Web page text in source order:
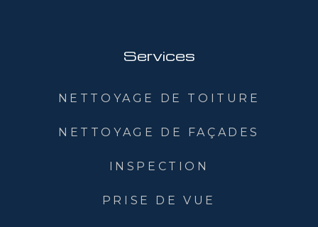
Services
NETTOYAGE DE TOITURE
NETTOYAGE DE FAÇADES
INSPECTION
PRISE DE VUE